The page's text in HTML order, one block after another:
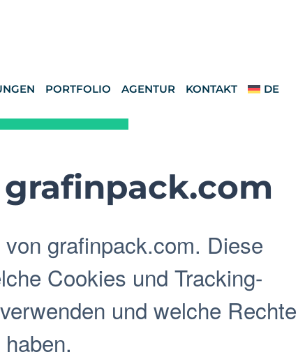
PORTFOLIO AGENTUR KONTAKT DE
grafinpack.com. Diese
Cookies und Tracking-
und welche Rechte